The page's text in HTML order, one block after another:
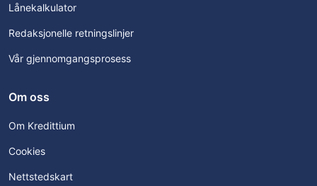
Lånekalkulator
Redaksjonelle retningslinjer
Vår gjennomgangsprosess
Om oss
Om Kredittium
Cookies
Nettstedskart